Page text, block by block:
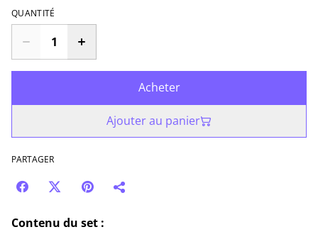
QUANTITÉ
Acheter
Ajouter au panier
PARTAGER
Contenu du set :